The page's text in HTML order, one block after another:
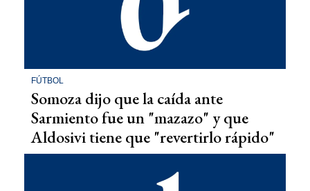
FÚTBOL
Somoza dijo que la caída ante
Sarmiento fue un "mazazo" y que
Aldosivi tiene que "revertirlo rápido"